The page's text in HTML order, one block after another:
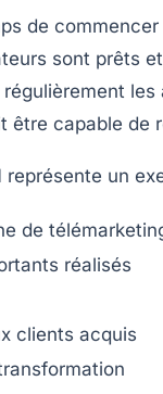
de
sont prêts
les
être capable de
représente un
de
réalisés
clients acquis